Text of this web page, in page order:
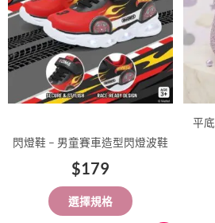
閃燈鞋 – 男童賽車造型閃燈波鞋
$179
選擇規格
款
式。
可
在
產
面
選
選
平